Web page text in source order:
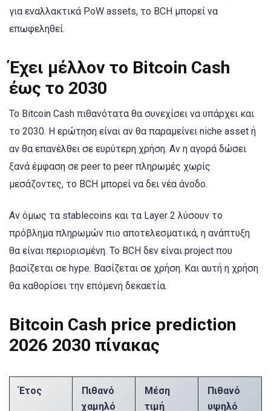
για εναλλακτικά PoW assets, το BCH μπορεί να
επωφεληθεί.
Έχει μέλλον το Bitcoin Cash
έως το 2030
Το Bitcoin Cash πιθανότατα θα συνεχίσει να υπάρχει και
το 2030. Η ερώτηση είναι αν θα παραμείνει niche asset ή
αν θα επανέλθει σε ευρύτερη χρήση. Αν η αγορά δώσει
ξανά έμφαση σε peer to peer πληρωμές χωρίς
μεσάζοντες, το BCH μπορεί να δει νέα άνοδο.
Αν όμως τα stablecoins και τα Layer 2 λύσουν το
πρόβλημα πληρωμών πιο αποτελεσματικά, η ανάπτυξη
θα είναι περιορισμένη. Το BCH δεν είναι project που
βασίζεται σε hype. Βασίζεται σε χρήση. Και αυτή η χρήση
θα καθορίσει την επόμενη δεκαετία.
Bitcoin Cash price prediction
2026 2030 πίνακας
Έτος
Πιθανό
χαμηλό
Μέση
τιμή
Πιθανό
υψηλό